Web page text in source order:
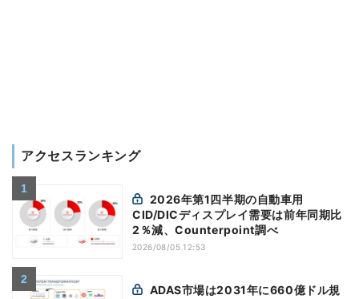
アクセスランキング
CID/DICディスプレイ需要は前年同期比
2％減、Counterpoint調べ
2026/08/05 12:53